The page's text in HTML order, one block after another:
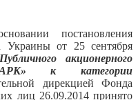
постановления
Украины от 25 сентября
акционерного
к категории
дирекцией Фонда
лиц 26.09.2014 принято